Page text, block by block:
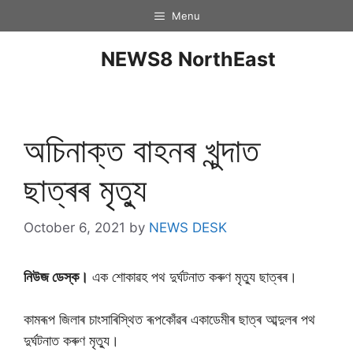
Menu
NEWS8 NorthEast
অচিনাক্ত বাহনৰ খুন্দাত
ছাত্ৰৰ মৃত্যু
October 6, 2021 by NEWS DESK
নিউজ ডেস্ক। এক শােকাৱহ পথ দুৰ্ঘটনাত কৰুণ মৃত্যু ছাত্ৰৰ।
কামৰূপ জিলাৰ চাংসাৰিস্থিত ৰূপকোঁৱৰ একাডেমীৰ ছাত্ৰ আব্দুলৰ পথ
দুৰ্ঘটনাত কৰুণ মৃত্যু।